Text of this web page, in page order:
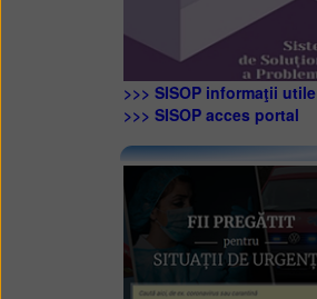
>>> SISOP informaţii utile
>>> SISOP acces portal